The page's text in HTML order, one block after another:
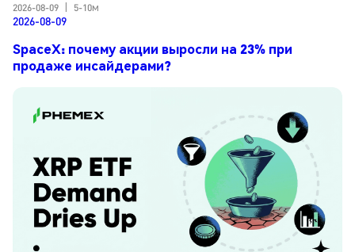
2026-08-09
5-10м
2026-08-09
SpaceX: почему акции выросли на 23% при
продаже инсайдерами?